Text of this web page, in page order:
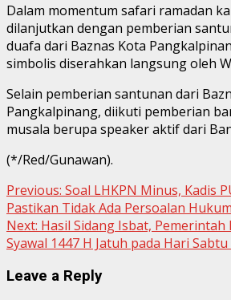
Dalam momentum safari ramadan
dilanjutkan dengan pemberian
duafa dari Baznas Kota
simbolis diserahkan langsung oleh
Selain pemberian santunan dari
Pangkalpinang, diikuti pemberian
musala berupa speaker aktif dari
(*/Red/Gunawan).
Continue
Reading
Previous: Soal LHKPN Minus, Kadis
Pastikan Tidak Ada Persoalan Hukum
Next: Hasil Sidang Isbat, Pemerintah
Syawal 1447 H Jatuh pada Hari
Leave a Reply